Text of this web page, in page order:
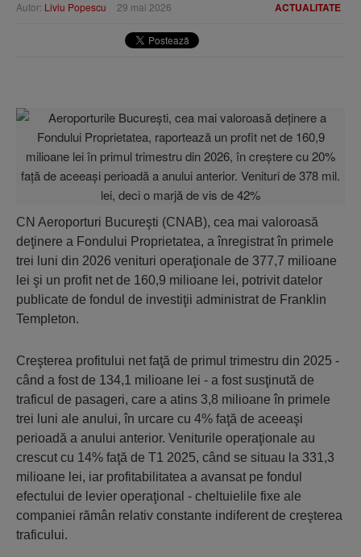
ACTUALITATE
Autor: Liviu Popescu 29 mai 2026
CN Aeroporturi Bucureşti (CNAB), cea mai valoroasă
deţinere a Fondului Proprietatea, a înregistrat în primele
trei luni din 2026 venituri operaţionale de 377,7 milioane
lei şi un profit net de 160,9 milioane lei, potrivit datelor
publicate de fondul de investiţii administrat de Franklin
Templeton.
Creşterea profitului net faţă de primul trimestru din 2025 -
când a fost de 134,1 milioane lei - a fost susţinută de
traficul de pasageri, care a atins 3,8 milioane în primele
trei luni ale anului, în urcare cu 4% faţă de aceeaşi
perioadă a anului anterior. Veniturile operaţionale au
crescut cu 14% faţă de T1 2025, când se situau la 331,3
milioane lei, iar profitabilitatea a avansat pe fondul
efectului de levier operaţional - cheltuielile fixe ale
companiei rămân relativ constante indiferent de creşterea
traficului.